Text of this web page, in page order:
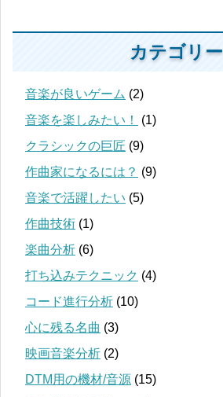
カテゴリー
音楽が良いゲーム (2)
音楽を楽しみたい！
(1)
クラシックの巨匠 (9)
作曲家になるには？ (9)
音楽で活躍したい (5)
作曲技術 (1)
楽曲分析 (6)
打ち込みテクニック (4)
コード進行分析 (10)
心に残る名曲 (3)
映画音楽分析 (2)
DTM用の機材/音源 (15)